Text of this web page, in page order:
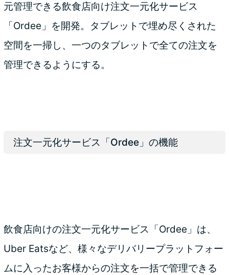
元管理できる飲食店向け注文一元化サービス
「Ordee」を開発。タブレットで埋め尽くされた
空間を一掃し、一つのタブレットで全ての注文を
管理できるようにする。
注文一元化サービス「Ordee」の機能
飲食店向けの注文一元化サービス「Ordee」は、
Uber Eatsなど、様々なデリバリープラットフォー
ムに入ったお客様からの注文を一括で管理できる